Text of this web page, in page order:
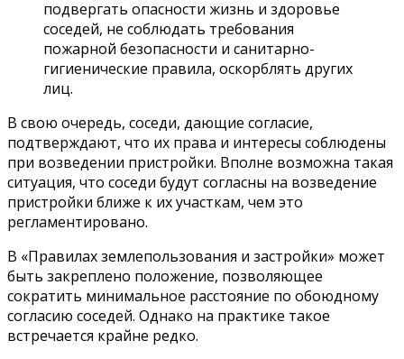
подвергать опасности жизнь и здоровье
соседей, не соблюдать требования
пожарной безопасности и санитарно-
гигиенические правила, оскорблять других
лиц.
В свою очередь, соседи, дающие согласие,
подтверждают, что их права и интересы соблюдены
при возведении пристройки. Вполне возможна такая
ситуация, что соседи будут согласны на возведение
пристройки ближе к их участкам, чем это
регламентировано.
В «Правилах землепользования и застройки» может
быть закреплено положение, позволяющее
сократить минимальное расстояние по обоюдному
согласию соседей. Однако на практике такое
встречается крайне редко.